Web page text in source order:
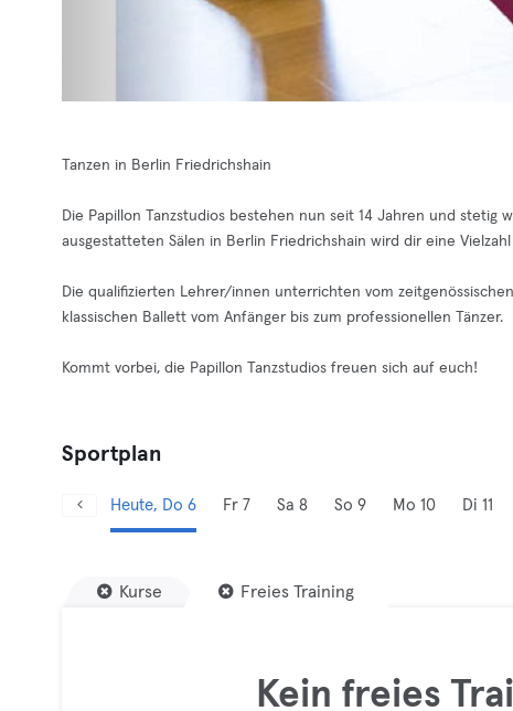
Tanzen in Berlin Friedrichshain
Die Papillon Tanzstudios bestehen nun seit 14 Jahren und stetig
ausgestatteten Sälen in Berlin Friedrichshain wird dir eine
Die qualifizierten Lehrer/innen unterrichten vom
klassischen Ballett vom Anfänger bis zum professionellen Tänzer.
Kommt vorbei, die Papillon Tanzstudios freuen sich auf euch!
Sportplan
Heute, Do 6 Fr 7 Sa 8 So 9 Mo 10 Di 11
Kurse Freies Training
Kein freies